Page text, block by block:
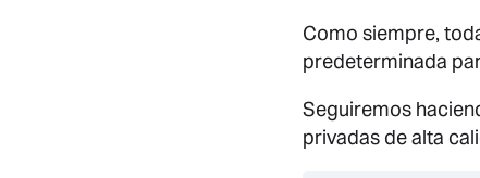
Como siempre,
predeterminada
Seguiremos
privadas de alta